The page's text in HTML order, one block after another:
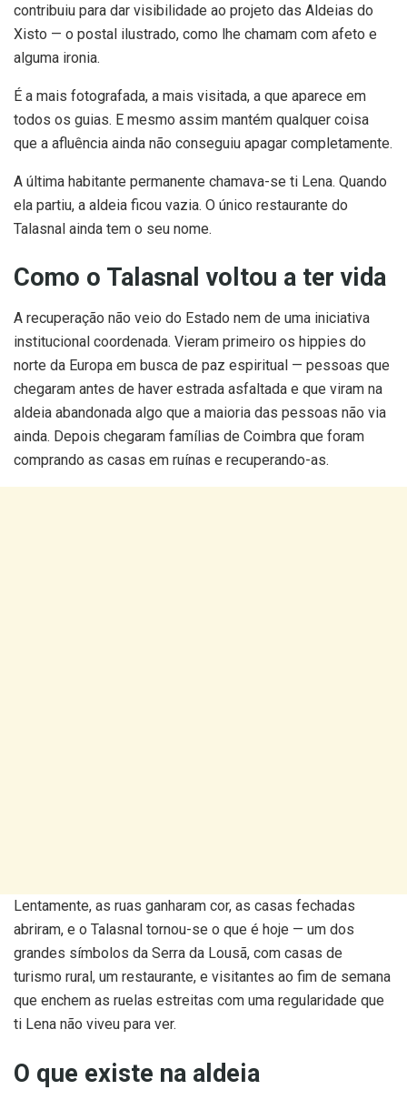
contribuiu para dar visibilidade ao projeto das Aldeias do
Xisto — o postal ilustrado, como lhe chamam com afeto e
alguma ironia.
É a mais fotografada, a mais visitada, a que aparece em
todos os guias. E mesmo assim mantém qualquer coisa
que a afluência ainda não conseguiu apagar completamente.
A última habitante permanente chamava-se ti Lena. Quando
ela partiu, a aldeia ficou vazia. O único restaurante do
Talasnal ainda tem o seu nome.
Como o Talasnal voltou a ter vida
A recuperação não veio do Estado nem de uma iniciativa
institucional coordenada. Vieram primeiro os hippies do
norte da Europa em busca de paz espiritual — pessoas que
chegaram antes de haver estrada asfaltada e que viram na
aldeia abandonada algo que a maioria das pessoas não via
ainda. Depois chegaram famílias de Coimbra que foram
comprando as casas em ruínas e recuperando-as.
Lentamente, as ruas ganharam cor, as casas fechadas
abriram, e o Talasnal tornou-se o que é hoje — um dos
grandes símbolos da Serra da Lousã, com casas de
turismo rural, um restaurante, e visitantes ao fim de semana
que enchem as ruelas estreitas com uma regularidade que
ti Lena não viveu para ver.
O que existe na aldeia